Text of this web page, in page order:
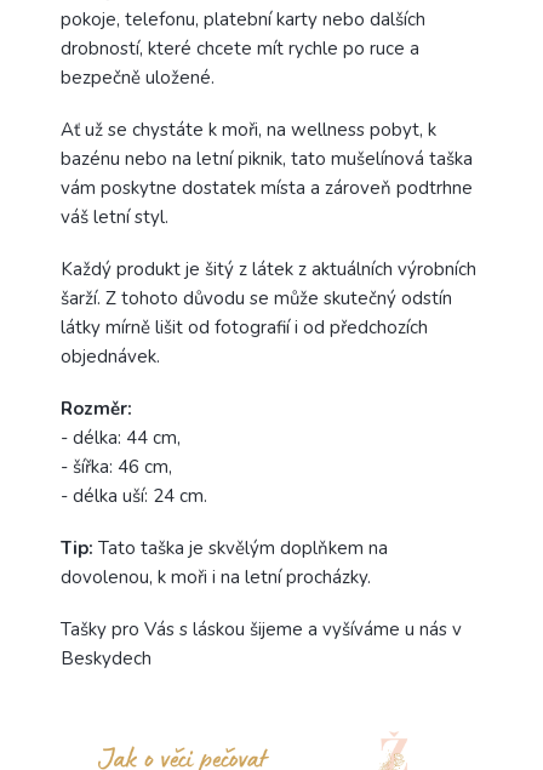
pokoje, telefonu, platební karty nebo dalších
drobností, které chcete mít rychle po ruce a
bezpečně uložené.
Ať už se chystáte k moři, na wellness pobyt, k
bazénu nebo na letní piknik, tato mušelínová taška
vám poskytne dostatek místa a zároveň podtrhne
váš letní styl.
Každý produkt je šitý z látek z aktuálních výrobních
šarží. Z tohoto důvodu se může skutečný odstín
látky mírně lišit od fotografií i od předchozích
objednávek.
Rozměr:
- délka: 44 cm,
- šířka: 46 cm,
- délka uší: 24 cm.
Tip: Tato taška je skvělým doplňkem na
dovolenou, k moři i na letní procházky.
Tašky pro Vás s láskou šijeme a vyšíváme u nás v
Beskydech